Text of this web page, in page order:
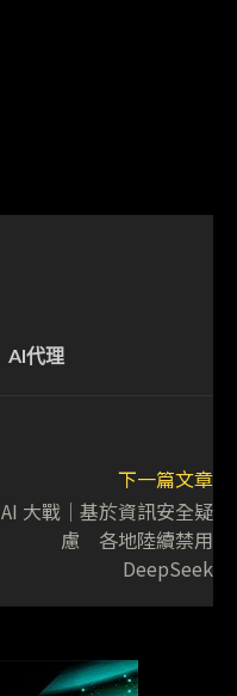
AI代理
下一篇文章
AI 大戰│基於資訊安全疑
慮 各地陸續禁用
DeepSeek